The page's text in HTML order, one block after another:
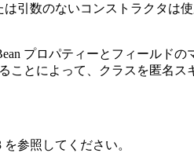
引数のないコンストラクタは
プロパティーとフィールドの
ことによって、クラスを匿名ス
参照してください。